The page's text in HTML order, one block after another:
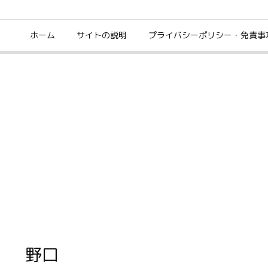
ホーム サイトの説明 プライバシーポリシー・免責事
野口